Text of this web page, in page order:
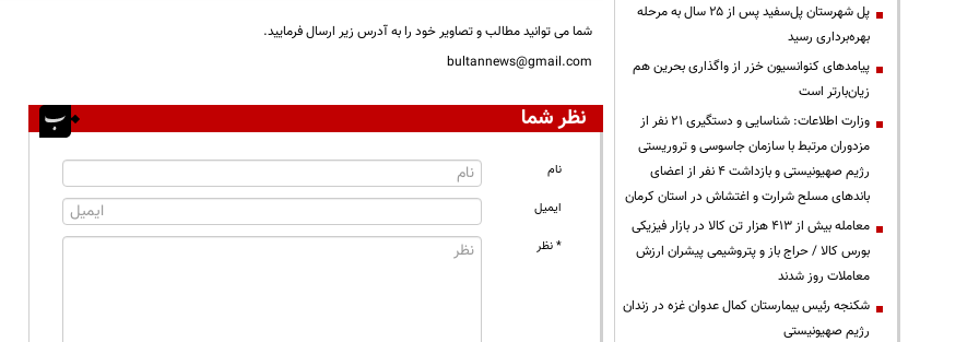
شما می توانید مطالب و تصاویر خود را به آدرس زیر ارسال فرمایید.
bultannews@gmail.com
نظر شما
نام
ایمیل
* نظر
پل شهرستان پل‌سفید پس از ۲۵ سال به مرحله
بهره‌برداری رسید
پیامدهای کنوانسیون خزر از واگذاری بحرین هم
زیان‌بارتر است
وزارت اطلاعات: شناسایی و دستگیری ۲۱ نفر از
مزدوران مرتبط با سازمان جاسوسی و تروریستی
رژیم صهیونیستی و بازداشت ۴ نفر از اعضای
باندهای مسلح شرارت و اغتشاش در استان کرمان
معامله بیش از ۴۱۳ هزار تن کالا در بازار فیزیکی
بورس کالا / حراج باز و پتروشیمی پیشران ارزش
معاملات روز شدند
شکنجه رئیس بیمارستان کمال عدوان غزه در زندان
رژیم صهیونیستی